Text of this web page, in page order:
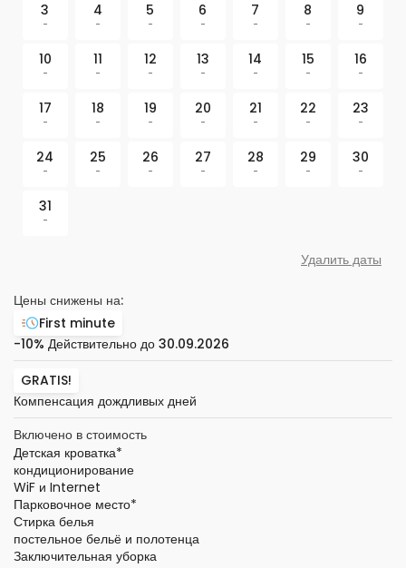
3
-
4
-
5
-
6
-
7
-
8
-
9
-
10
-
11
-
12
-
13
-
14
-
15
-
16
-
17
-
18
-
19
-
20
-
21
-
22
-
23
-
24
-
25
-
26
-
27
-
28
-
29
-
30
-
31
-
Удалить даты
Цены снижены на:
First minute
-10% Действительно до 30.09.2026
GRATIS!
Компенсация дождливых дней
Включено в стоимость
Детская кроватка*
кондиционирование
WiF и Internet
Парковочное место*
Стирка белья
постельное бельё и полотенца
Заключительная уборка